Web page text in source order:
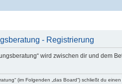
- Registrierung
wird zwischen dir und dem
(im Folgenden „das Board“) schließt du